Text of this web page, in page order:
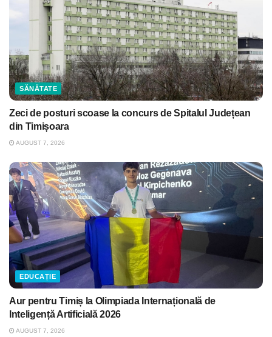
SĂNĂTATE
Zeci de posturi scoase la concurs de Spitalul Județean
din Timișoara
AUGUST 7, 2026
EDUCAȚIE
Aur pentru Timiș la Olimpiada Internațională de
Inteligență Artificială 2026
AUGUST 7, 2026